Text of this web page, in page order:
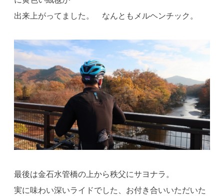
出来上がってました。 なんともメルヘンチック。
最後は金石水管橋の上から秩父にサヨナラ。
実に味わい深いライドでした、お付き合いいただいた